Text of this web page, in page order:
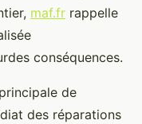
maf.fr rappelle
conséquences.
de
des réparations